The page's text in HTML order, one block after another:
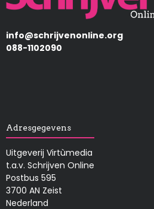
info@schrijvenonline.org
088-1102090
Adresgegevens
Uitgeverij Virtùmedia
t.a.v. Schrijven Online
Postbus 595
3700 AN Zeist
Nederland